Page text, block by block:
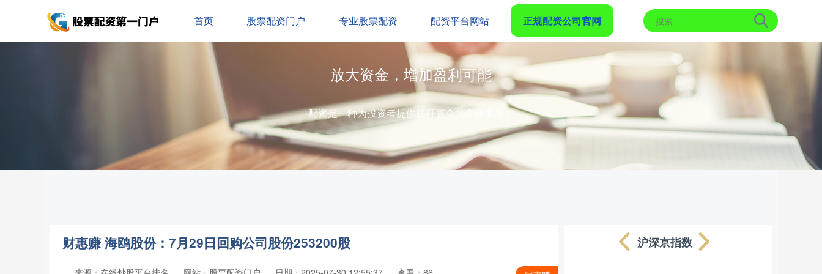
首页 股票配资门户 专业股票配资 配资平台网站 正规配资公司官网
放大资金，增加盈利可能
配资是一种为投资者提供杠杆资金的金融服务！
财惠赚 海鸥股份：7月29日回购公司股份253200股 沪深京指数